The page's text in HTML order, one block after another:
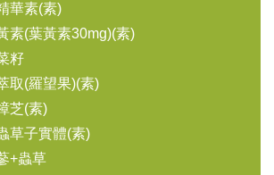
華素(素)
素(葉黃素30mg)(素)
籽
取(羅望果)(素)
芝(素)
草子實體(素)
+蟲草